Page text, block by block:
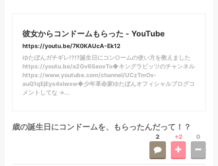
彼女からコンドームもらった - YouTube
https://youtu.be/7K0KAUcA-Ek12
ゆたぼんガチギレ!?!?誕生日にコン○ームの使い方を教えました
https://youtu.be/a2Gv6SeovTo◆キングラビッツのチャンネル
https://www.youtube.com/channel/UCzTmOv-
auQ1qEjEys4slwxw◆少年革命家ゆたぼんオフィシャルブログコ
メントしてな →...
歳の誕生日にコンドームを、もらったんだって！？
2 +2 0